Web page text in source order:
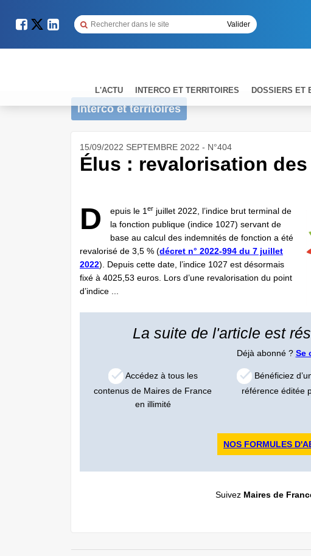
L'ACTU INTERCO ET TERRITOIRES DOSSIERS ET
Interco et territoires
15/09/2022 SEPTEMBRE 2022 - N°404
Élus : revalorisation
D epuis le 1 er juillet 2022, l’indice brut terminal de
la fonction publique (indice 1027) servant de
base au calcul des indemnités de fonction a été
revalorisé de 3,5 % (décret n° 2022-994 du 7 juillet
2022). Depuis cette date, l’indice 1027 est désormais
fixé à 4025,53 euros. Lors d’une revalorisation du point
d’indice ...
La suite de l'article est
Déjà abonné ? Se
Accédez à tous les
contenus de Maires de France
en illimité
Bénéficiez
référence éditée
NOS FORMULES
Suivez Maires de